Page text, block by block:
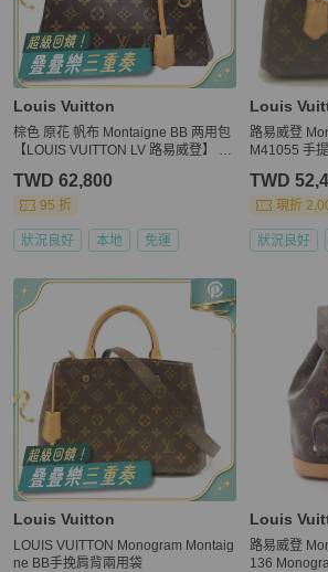
Louis Vuitton
棕色 原花 帆布 Montaigne BB 两用包
【LOUIS VUITTON LV 路易威登】 M
TWD 62,800
95 折
狀況良好 本地 免運
Louis
路易威登
M41055 手
TWD
現折
狀況良好
Louis Vuitton
LOUIS VUITTON Monogram Montaig
ne BB手挽肩背兩用袋
Louis
路易威登
136